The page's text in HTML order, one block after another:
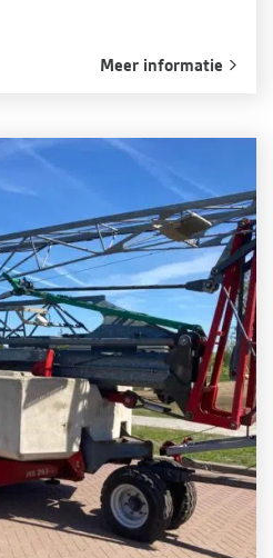
Meer informatie